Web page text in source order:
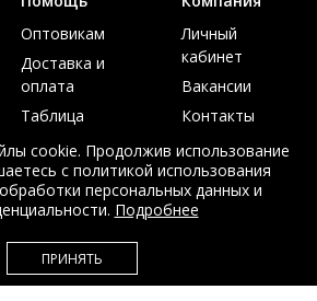
верхней одежды из меха и кожи
EDEM-ROOM 2011-2026
Оптовикам
Доставка и
оплата
Таблица
Личный
кабинет
Вакансии
Контакты
cookie. Продолжив использование
с политикой использования
персональных данных и
Подробнее
ПРИНЯТЬ